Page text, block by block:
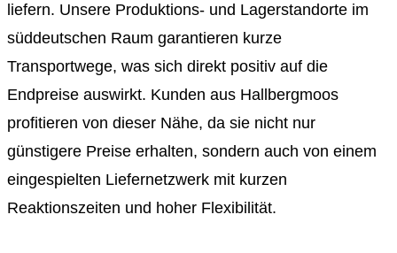
liefern. Unsere Produktions- und Lagerstandorte im
süddeutschen Raum garantieren kurze
Transportwege, was sich direkt positiv auf die
Endpreise auswirkt. Kunden aus Hallbergmoos
profitieren von dieser Nähe, da sie nicht nur
günstigere Preise erhalten, sondern auch von einem
eingespielten Liefernetzwerk mit kurzen
Reaktionszeiten und hoher Flexibilität.